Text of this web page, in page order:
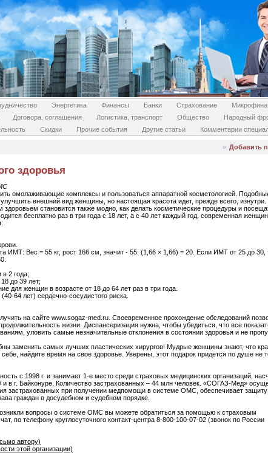
Энергетика Финансы Банки Страхование
Договора, соглашения Логистика, транспорт Общество Народный
Скидки Прочие события Другие статьи Комментарии
» Добавить
здоровья
омолаживающие комплексы и пользоваться аппаратной косметологией.
внешний вид женщины, но настоящая красота идет, прежде всего, изнутри.
становится также модно, как делать косметические процедуры и
бесплатно раз в три года с 18 лет, а с 40 лет каждый год, современная
Вес = 55 кг, рост 166 см, значит - 55: (1,66 × 1,66) = 20. Если ИМТ от 25 до 30,
2 года;
до 39 лет;
для женщин в возрасте от 18 до 64 лет раз в три года.
64 лет) сердечно-сосудистого риска.
на сайте www.sogaz-med.ru. Своевременное прохождение обследований
жизни. Диспансеризация нужна, чтобы убедиться, что все
уловить самые незначительные отклонения в состоянии здоровья и не
заменить самых лучших пластических хирургов! Мудрые женщины знают, что
найдите время на свое здоровье. Уверены, этот подарок придется по душе не
с 1998 г. и занимает 1-е место среди страховых медицинских организаций,
в г. Байконуре. Количество застрахованных – 44 млн человек. «СОГАЗ-Мед»
застрахованных при получении медпомощи в системе ОМС, обеспечивает
граждан в досудебном и судебном порядке.
вопросы о системе ОМС вы можете обратиться за помощью к страховым
по телефону круглосуточного контакт-центра 8-800-100-07-02 (звонок по России
автору)
этой организации)